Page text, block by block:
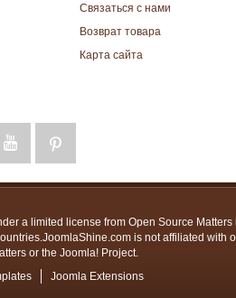
Связаться с нами
Возврат товара
Карта сайта
a limited license from Open Source Matters
is not affiliated with
or the Joomla! Project.
Joomla Extensions